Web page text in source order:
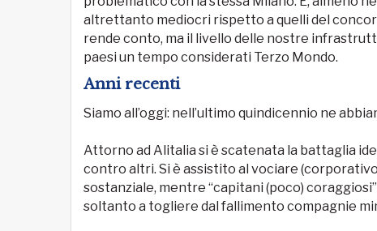
altrettanto mediocri rispetto a quelli del
rende conto, ma il livello delle nostre
paesi un tempo considerati Terzo Mondo.
Anni recenti
Siamo all’oggi: nell’ultimo quindicennio ne
Attorno ad Alitalia si è scatenata la battaglia
contro altri. Si è assistito al vociare
sostanziale, mentre “capitani (poco)
soltanto a togliere dal fallimento compagnie